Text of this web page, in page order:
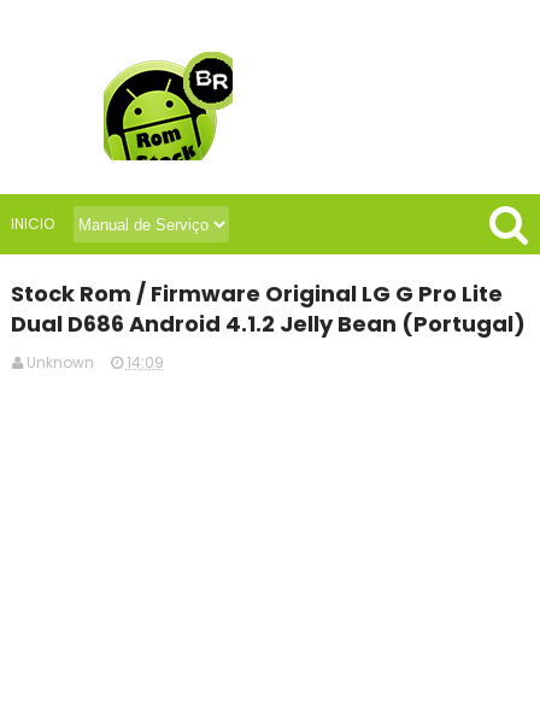
INICIO
Stock Rom / Firmware Original LG G Pro Lite
Dual D686 Android 4.1.2 Jelly Bean (Portugal)
Unknown 14:09